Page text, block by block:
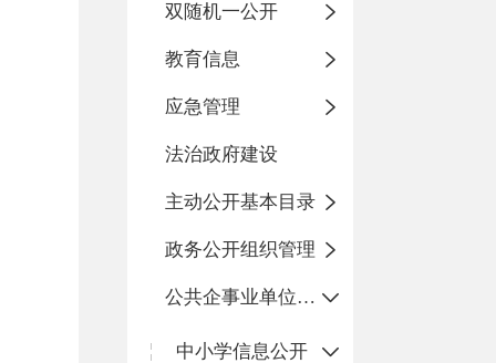
双随机一公开
教育信息
应急管理
法治政府建设
主动公开基本目录
政务公开组织管理
公共企事业单位信息公开
中小学信息公开